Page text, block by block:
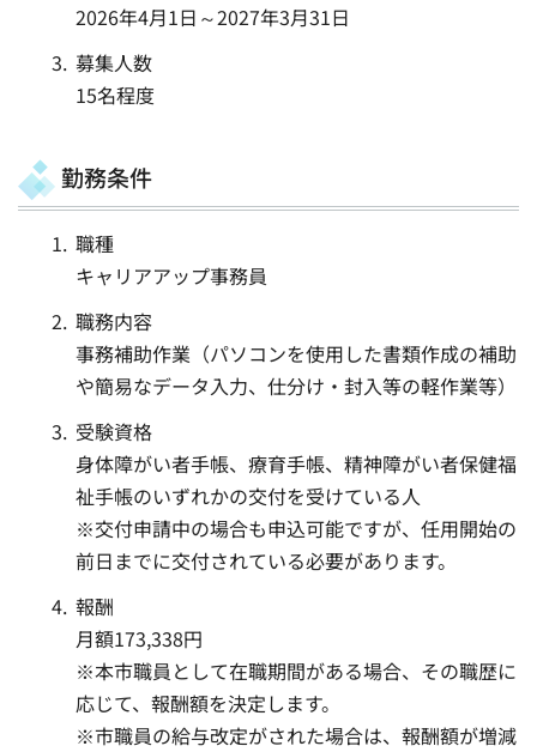
2026年4月1日～2027年3月31日
募集人数
15名程度
勤務条件
職種
キャリアアップ事務員
職務内容
事務補助作業（パソコンを使用した書類作成の補助
や簡易なデータ入力、仕分け・封入等の軽作業等）
受験資格
身体障がい者手帳、療育手帳、精神障がい者保健福
祉手帳のいずれかの交付を受けている人
※交付申請中の場合も申込可能ですが、任用開始の
前日までに交付されている必要があります。
報酬
月額173,338円
※本市職員として在職期間がある場合、その職歴に
応じて、報酬額を決定します。
※市職員の給与改定がされた場合は、報酬額が増減